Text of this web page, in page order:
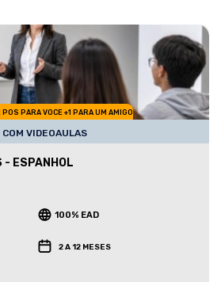
POS PARA VOCE +1 PARA UM AMIGO
COM VIDEOAULAS
- ESPANHOL
100% EAD
2 A 12 MESES